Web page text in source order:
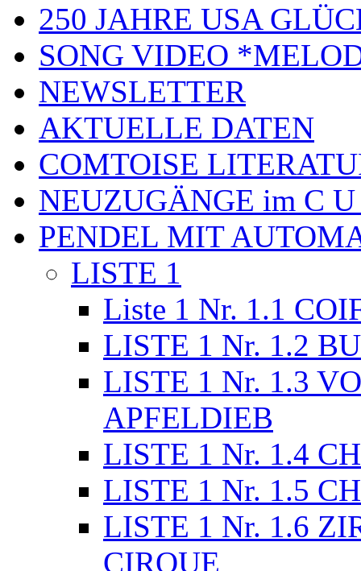
250 JAHRE USA
SONG VIDEO
NEWSLETTER
AKTUELLE DATEN
COMTOISE
NEUZUGÄNGE im C
PENDEL MIT
LISTE 1
Liste 1 Nr. 1.1
LISTE 1 Nr. 1.2
LISTE 1 Nr. 1.3
APFELDIEB
LISTE 1 Nr. 1.4
LISTE 1 Nr. 1.5
LISTE 1 Nr. 1.6
CIRQUE